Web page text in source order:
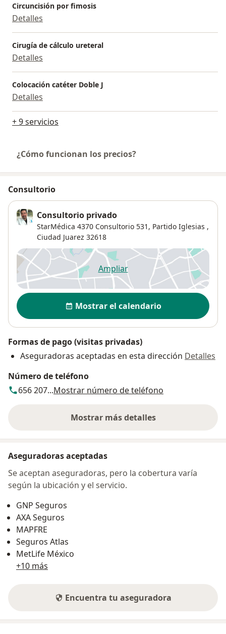
Circuncisión por fimosis
Detalles
Cirugía de cálculo ureteral
Detalles
Colocación catéter Doble J
Detalles
+ 9 servicios
¿Cómo funcionan los precios?
Consultorio
Consultorio privado
StarMédica 4370 Consultorio 531, Partido Iglesias ,
Ciudad Juarez 32618
Ampliarse abre en una nueva
Disponibilidad
Mostrar el calendario
Formas de pago (visitas privadas)
Aseguradoras aceptadas en esta dirección Detalles
Número de teléfono
656 207...Mostrar número de teléfono
Mostrar más detalles
sobre la dirección
Aseguradoras aceptadas
Se aceptan aseguradoras, pero la cobertura varía
según la ubicación y el servicio.
GNP Seguros
AXA Seguros
MAPFRE
Seguros Atlas
MetLife México
+10 más
Encuentra tu aseguradora